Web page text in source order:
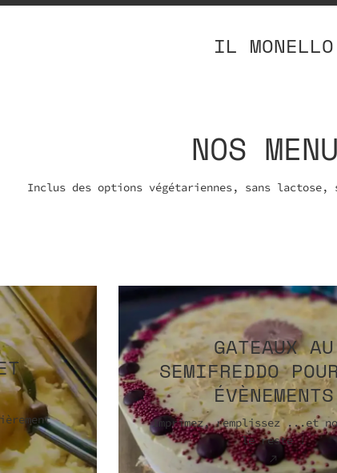
IL MONELLO
NOS
Inclus des options végétariennes, sans lactose,
GATEAUX AU
SEMIFREDDO
ÉVÈNEMENTS
Imprimez, remplissez ...et
le reste !